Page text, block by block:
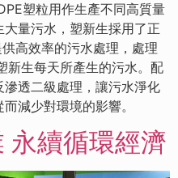
塑粒用作生產不同高質量
量污水，塑新生採用了正
高效率的污水處理，處理
新生每天所產生的污水。配
透二級處理，讓污水淨化
減少對環境的影響。
永續循環經濟